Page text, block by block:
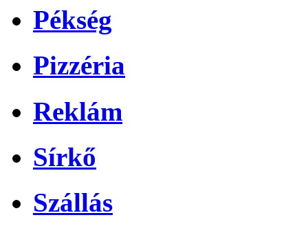
Pékség
Pizzéria
Reklám
Sírkő
Szállás